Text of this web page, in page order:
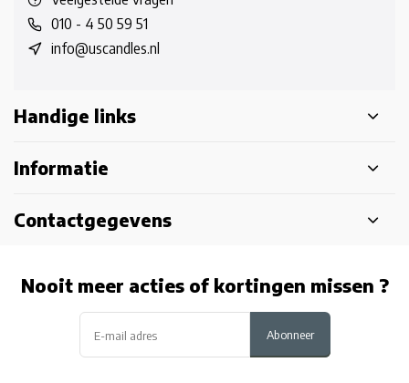
010 - 4 50 59 51
info@uscandles.nl
Handige links
Informatie
Contactgegevens
Nooit meer acties of kortingen missen ?
Abonneer